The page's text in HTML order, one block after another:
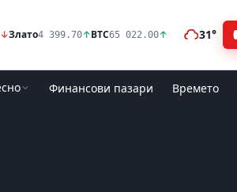
↓Злато4 399.70↑BTC65 022.00↑ 31°
Финансови пазари Времето